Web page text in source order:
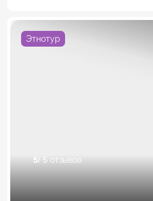
Этнотур
5/ 5 отзывов